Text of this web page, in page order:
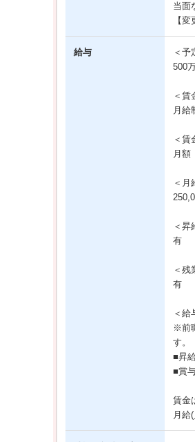
当面
【
給与
＜予
500
＜賃
月給
＜賃
月額
＜月
＜昇
有
＜残
有
＜給
※前
す。
■昇
■賞
賃金
月給